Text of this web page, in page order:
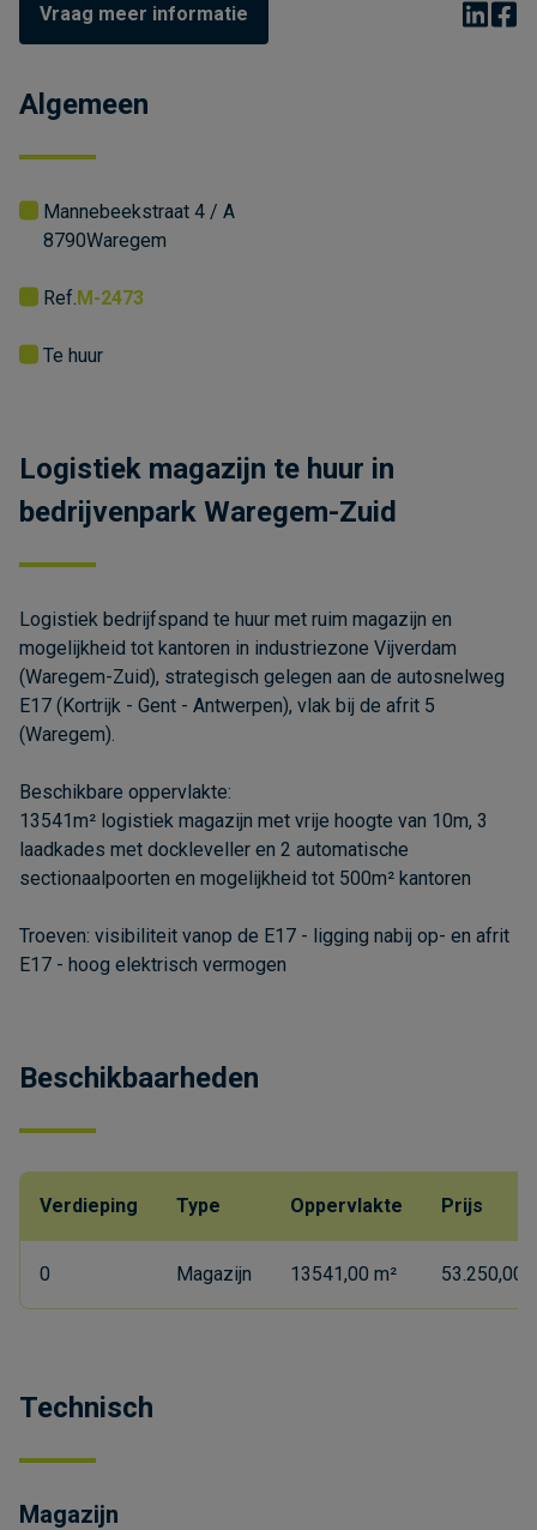
Vraag meer informatie
Algemeen
Waregem
8790
Mannebeekstraat 4 / A
Ref. M-2473
Te huur
Logistiek magazijn te huur in
bedrijvenpark Waregem-Zuid
Logistiek bedrijfspand te huur met ruim magazijn en
mogelijkheid tot kantoren in industriezone Vijverdam
(Waregem-Zuid), strategisch gelegen aan de autosnelweg
E17 (Kortrijk - Gent - Antwerpen), vlak bij de afrit 5
(Waregem).
Beschikbare oppervlakte:
13541m² logistiek magazijn met vrije hoogte van 10m, 3
laadkades met dockleveller en 2 automatische
sectionaalpoorten en mogelijkheid tot 500m² kantoren
Troeven: visibiliteit vanop de E17 - ligging nabij op- en afrit
E17 - hoog elektrisch vermogen
Beschikbaarheden
Verdieping Type Oppervlakte Prijs
0 Magazijn 13541,00 m² 53.250,00
Technisch
Magazijn